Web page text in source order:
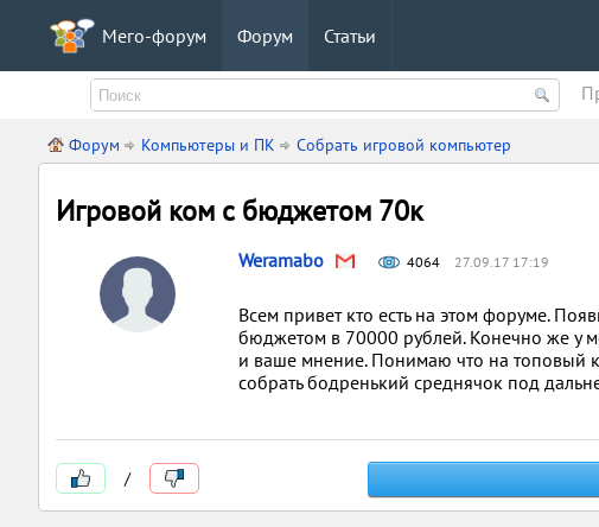
Мего-форум Форум Статьи
Форум Компьютеры и ПК Собрать игровой компьютер
Игровой ком с бюджетом 70к
Weramabo 4064 27.09.17 17:19
Всем привет кто есть на этом форуме.
бюджетом в 70000 рублей. Конечно же у
и ваше мнение. Понимаю что на топовый
собрать бодренький среднячок под
/